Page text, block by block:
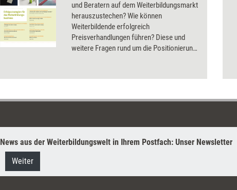
und Beratern auf dem Weiterbildungsmarkt
herauszustechen? Wie können
Weiterbildende erfolgreich
Preisverhandlungen führen? Diese und
weitere Fragen rund um die Positionierung
dieses Dossier.
News aus der Weiterbildungswelt in Ihrem Postfach: Unser Newsletter
Weiter